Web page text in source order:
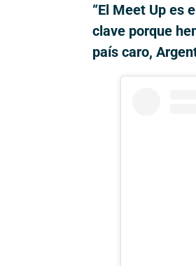
“El Meet Up es
clave porque
país caro,